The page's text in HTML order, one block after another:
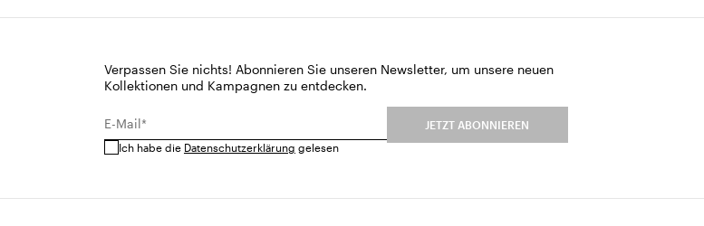
Verpassen Sie nichts! Abonnieren Sie unseren Newsletter, um unsere neuen
Kollektionen und Kampagnen zu entdecken.
E-Mail*
Ich habe die Datenschutzerklärung gelesen
JETZT ABONNIEREN